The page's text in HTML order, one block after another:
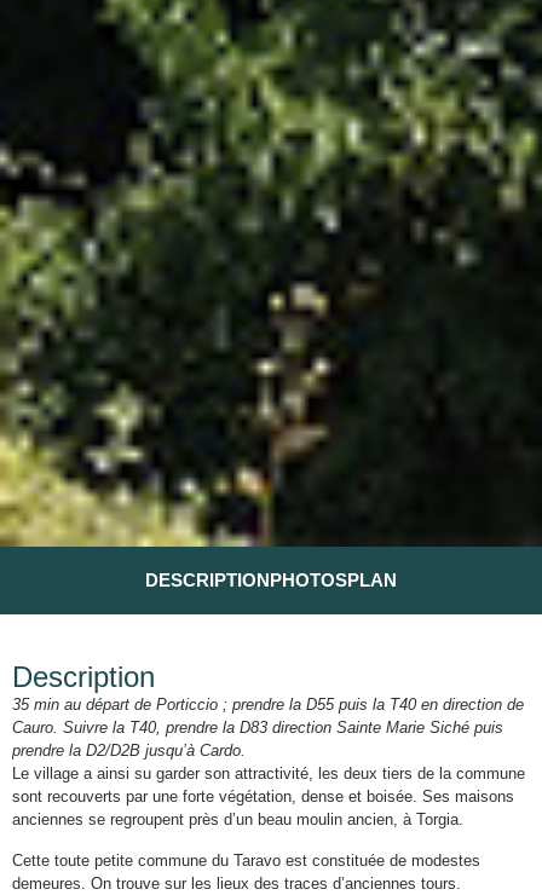
DESCRIPTIONPHOTOSPLAN
Description
35 min au départ de Porticcio ; prendre la D55 puis la T40 en direction de
Cauro. Suivre la T40, prendre la D83 direction Sainte Marie Siché puis
prendre la D2/D2B jusqu’à Cardo.
Le village a ainsi su garder son attractivité, les deux tiers de la commune
sont recouverts par une forte végétation, dense et boisée. Ses maisons
anciennes se regroupent près d’un beau moulin ancien, à Torgia.
Cette toute petite commune du Taravo est constituée de modestes
demeures. On trouve sur les lieux des traces d’anciennes tours.